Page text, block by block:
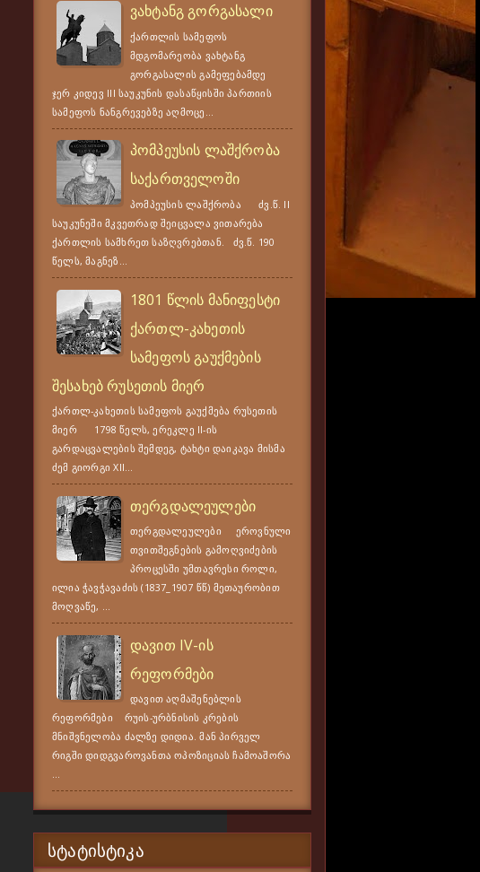
ვახტანგ გორგასალი
ქართლის სამეფოს
მდგომარეობა ვახტანგ
გორგასალის გამეფებამდე
ჯერ კიდევ III საუკუნის დასაწყისში პართიის
სამეფოს ნანგრევებზე აღმოცე...
პომპეუსის ლაშქრობა
საქართველოში
პომპეუსის ლაშქრობა ძვ.წ. II
საუკუნეში მკვეთრად შეიცვალა ვითარება
ქართლის სამხრეთ საზღვრებთან. ძვ.წ. 190
წელს, მაგნეზ...
1801 წლის მანიფესტი
ქართლ-კახეთის
სამეფოს გაუქმების
შესახებ რუსეთის მიერ
ქართლ-კახეთის სამეფოს გაუქმება რუსეთის
მიერ 1798 წელს, ერეკლე II-ის
გარდაცვალების შემდეგ, ტახტი დაიკავა მისმა
ძემ გიორგი XII...
თერგდალეულები
თერგდალეულები ეროვნული
თვითშეგნების გამოღვიძების
პროცესში უმთავრესი როლი,
ილია ჭავჭავაძის (1837_1907 წწ) მეთაურობით
მოღვაწე, ...
დავით IV-ის
რეფორმები
დავით აღმაშენებლის
რეფორმები რუის-ურბნისის კრების
მნიშვნელობა ძალზე დიდია. მან პირველ
რიგში დიდგვაროვანთა ოპოზიციას ჩამოაშორა
ᲡᲢᲐᲢᲘᲡᲢᲘᲙᲐ